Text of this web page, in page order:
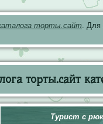
торты.сайт .
торты.сайт
Турист с